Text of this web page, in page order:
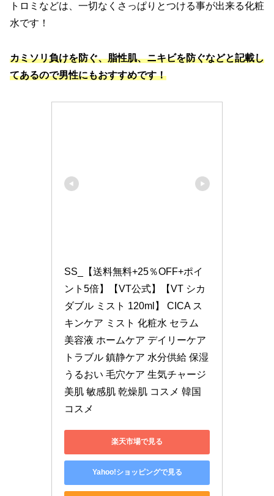
トロミなどは、一切なくさっぱりとつける事が出来る化粧
水です！
カミソリ負けを防ぐ、脂性肌、ニキビを防ぐなどと記載し
てあるので男性にもおすすめです！
SS_【送料無料+25％OFF+ポイ
ント5倍】【VT公式】【VT シカ
ダブル ミスト 120ml】 CICA ス
キンケア ミスト 化粧水 セラム
美容液 ホームケア デイリーケア
トラブル 鎮静ケア 水分供給 保湿
うるおい 毛穴ケア 生気チャージ
美肌 敏感肌 乾燥肌 コスメ 韓国
コスメ
楽天市場で見る
Yahoo!ショッピングで見る